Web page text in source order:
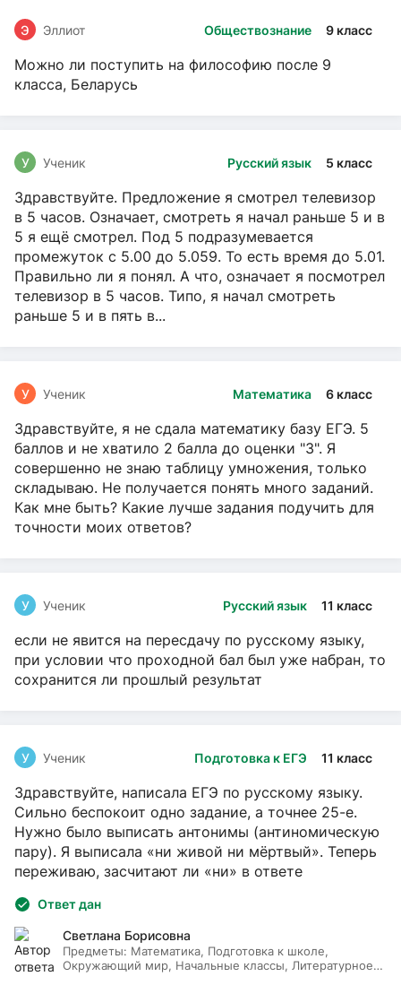
Обществознание 9 класс
Э Эллиот
Можно ли поступить на философию после 9
класса, Беларусь
Русский язык 5 класс
У Ученик
Здравствуйте. Предложение я смотрел телевизор
в 5 часов. Означает, смотреть я начал раньше 5 и в
5 я ещё смотрел. Под 5 подразумевается
промежуток с 5.00 до 5.059. То есть время до 5.01.
Правильно ли я понял. А что, означает я посмотрел
телевизор в 5 часов. Типо, я начал смотреть
раньше 5 и в пять в...
Математика 6 класс
У Ученик
Здравствуйте, я не сдала математику базу ЕГЭ. 5
баллов и не хватило 2 балла до оценки "3". Я
совершенно не знаю таблицу умножения, только
складываю. Не получается понять много заданий.
Как мне быть? Какие лучше задания подучить для
точности моих ответов?
Русский язык 11 класс
У Ученик
если не явится на пересдачу по русскому языку,
при условии что проходной бал был уже набран, то
сохранится ли прошлый результат
Подготовка к ЕГЭ 11 класс
У Ученик
Здравствуйте, написала ЕГЭ по русскому языку.
Сильно беспокоит одно задание, а точнее 25-е.
Нужно было выписать антонимы (антиномическую
пару). Я выписала «ни живой ни мёртвый». Теперь
переживаю, засчитают ли «ни» в ответе
Ответ дан
Светлана Борисовна
Предметы: Математика, Подготовка к школе,
Окружающий мир, Начальные классы, Литературное